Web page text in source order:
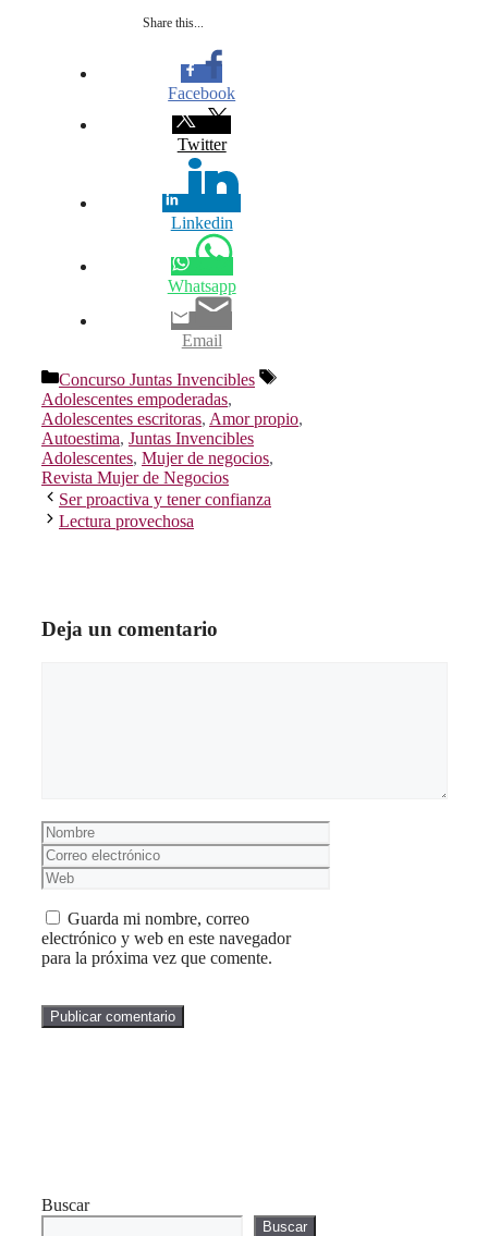
Share this...
Facebook
Twitter
Linkedin
Whatsapp
Email
Categorías
Concurso Juntas Invencibles
Etiquetas
Adolescentes empoderadas,
Adolescentes escritoras, Amor propio,
Autoestima, Juntas Invencibles
Adolescentes, Mujer de negocios,
Revista Mujer de Negocios
Ser proactiva y tener confianza
Lectura provechosa
Deja un comentario
Nombre
Correo
electrónico
Web
Guarda mi nombre, correo
electrónico y web en este navegador
para la próxima vez que comente.
Buscar
Buscar